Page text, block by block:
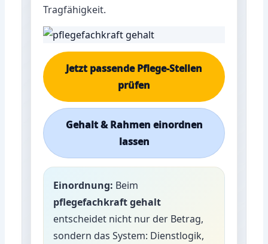
Tragfähigkeit.
Jetzt passende Pflege-Stellen
prüfen
Gehalt & Rahmen einordnen
lassen
Einordnung: Beim
pflegefachkraft gehalt
entscheidet nicht nur der Betrag,
sondern das System: Dienstlogik,